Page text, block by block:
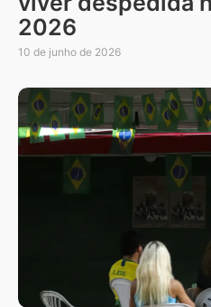
2026
10 de junho de 2026